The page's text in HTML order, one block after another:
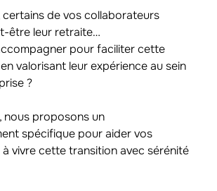
certains de vos collaborateurs
être leur retraite…
pour faciliter cette
valorisant leur expérience au sein
?
nous proposons un
spécifique pour aider vos
vivre cette transition avec sérénité